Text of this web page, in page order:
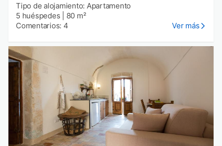
Tipo de alojamiento: Apartamento
5 huéspedes
80 m²
Comentarios: 4
Ver más